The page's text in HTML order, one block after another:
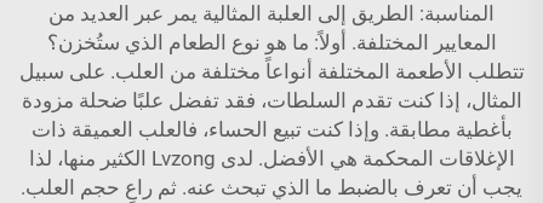
المناسبة: الطريق إلى العلبة المثالية يمر عبر العديد من
المعايير المختلفة. أولاً: ما هو نوع الطعام الذي ستُخزن؟
تتطلب الأطعمة المختلفة أنواعاً مختلفة من العلب. على سبيل
المثال، إذا كنت تقدم السلطات، فقد تفضل علبًا ضحلة مزودة
بأغطية مطابقة. وإذا كنت تبيع الحساء، فالعلب العميقة ذات
الإغلاقات المحكمة هي الأفضل. لدى Lvzong الكثير منها، لذا
يجب أن تعرف بالضبط ما الذي تبحث عنه. ثم راعِ حجم العلب.